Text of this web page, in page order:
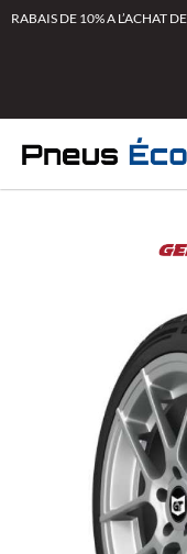
AllerRABAIS DE 10% A L’ACHAT